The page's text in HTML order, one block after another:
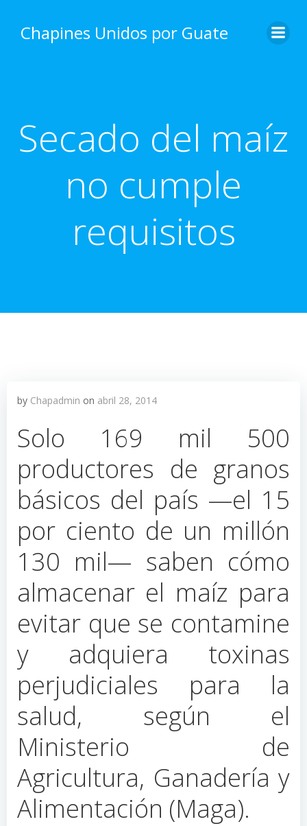
content
Chapines Unidos por Guate
Secado del maíz
no cumple
requisitos
by Chapadmin on abril 28, 2014
Solo 169 mil 500
productores de granos
básicos del país —el 15
por ciento de un millón
130 mil— saben cómo
almacenar el maíz para
evitar que se contamine
y adquiera toxinas
perjudiciales para la
salud, según el
Ministerio de
Agricultura, Ganadería y
Alimentación (Maga).